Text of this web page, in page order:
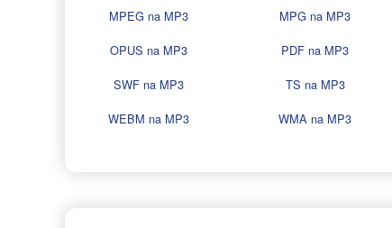
MPEG na MP3
MPG na MP3
OPUS na MP3
PDF na MP3
SWF na MP3
TS na MP3
WEBM na MP3
WMA na MP3